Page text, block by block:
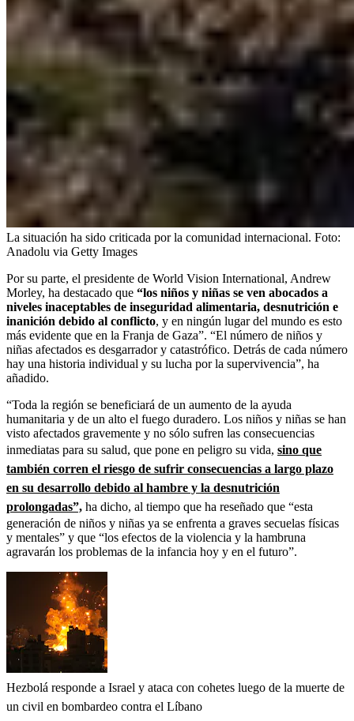
La situación ha sido criticada por la comunidad internacional. Foto:
Anadolu via Getty Images
Por su parte, el presidente de World Vision International, Andrew
Morley, ha destacado que “los niños y niñas se ven abocados a
niveles inaceptables de inseguridad alimentaria, desnutrición e
inanición debido al conflicto, y en ningún lugar del mundo es esto
más evidente que en la Franja de Gaza”. “El número de niños y
niñas afectados es desgarrador y catastrófico. Detrás de cada número
hay una historia individual y su lucha por la supervivencia”, ha
añadido.
“Toda la región se beneficiará de un aumento de la ayuda
humanitaria y de un alto el fuego duradero. Los niños y niñas se han
visto afectados gravemente y no sólo sufren las consecuencias
inmediatas para su salud, que pone en peligro su vida, sino que
también corren el riesgo de sufrir consecuencias a largo plazo
en su desarrollo debido al hambre y la desnutrición
prolongadas”, ha dicho, al tiempo que ha reseñado que “esta
generación de niños y niñas ya se enfrenta a graves secuelas físicas
y mentales” y que “los efectos de la violencia y la hambruna
agravarán los problemas de la infancia hoy y en el futuro”.
Hezbolá responde a Israel y ataca con cohetes luego de la muerte de
un civil en bombardeo contra el Líbano